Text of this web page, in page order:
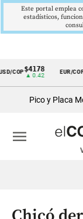
Cintillo
económicos
Colombia
COP$4178
▲ 0.42
EUR/COP
Pico y Placa
menu
Este portal emplea
estadísticos,